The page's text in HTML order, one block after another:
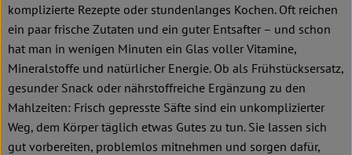
Einkaufen
Über uns
Aktuelles
Erleben
komplizierte Rezepte oder stundenlanges Kochen. Oft reichen
ein paar frische Zutaten und ein guter Entsafter – und schon
hat man in wenigen Minuten ein Glas voller Vitamine,
Mineralstoffe und natürlicher Energie. Ob als Frühstücksersatz,
gesunder Snack oder nährstoffreiche Ergänzung zu den
Mahlzeiten: Frisch gepresste Säfte sind ein unkomplizierter
Weg, dem Körper täglich etwas Gutes zu tun. Sie lassen sich
gut vorbereiten, problemlos mitnehmen und sorgen dafür,